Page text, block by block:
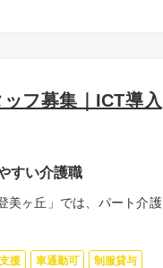
フ募集｜ICT導入
すい介護職
美ヶ丘」では、パート介護
援 車通勤可 制服貸与